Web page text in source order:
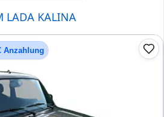
LADA KALINA
Anzahlung